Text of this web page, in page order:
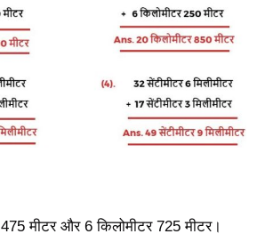
मीटर और 6 किलोमीटर 725 मीटर।